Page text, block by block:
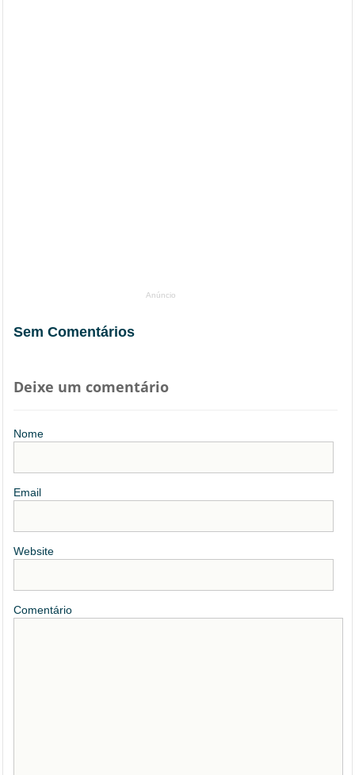
Anúncio
Sem Comentários
Deixe um comentário
Nome
Email
Website
Comentário